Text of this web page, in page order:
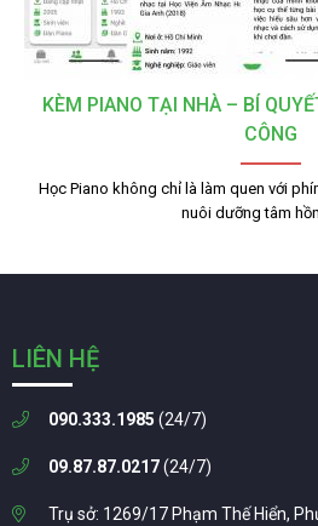
KÈM PIANO TẠI NHÀ – BÍ
CÔNG
Học Piano không chỉ là làm quen với
nuôi dưỡng tâm
LIÊN HỆ
090.333.1985 (24/7)
09.87.87.0217(24/7)
Trụ sở: 1269/17 Phạm Thế Hiển,